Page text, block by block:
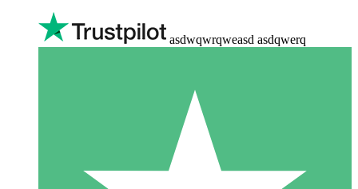
asdwqwrqweasd asdqwerq